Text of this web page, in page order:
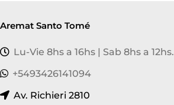
Aremat Santo Tomé
Lu-Vie 8hs a 16hs | Sab 8hs a 12hs.
+5493426141094
Av. Richieri 2810